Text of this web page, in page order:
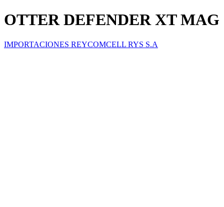
OTTER DEFENDER XT
IMPORTACIONES REYCOMCELL RYS S.A